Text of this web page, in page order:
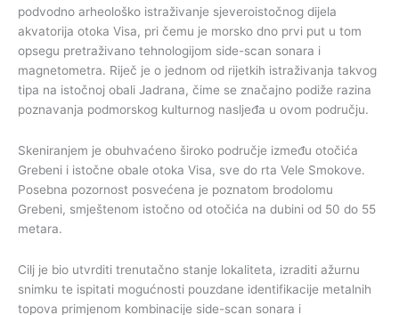
podvodno arheološko istraživanje sjeveroistočnog dijela
akvatorija otoka Visa, pri čemu je morsko dno prvi put u tom
opsegu pretraživano tehnologijom side-scan sonara i
magnetometra. Riječ je o jednom od rijetkih istraživanja takvog
tipa na istočnoj obali Jadrana, čime se značajno podiže razina
poznavanja podmorskog kulturnog nasljeđa u ovom području.
Skeniranjem je obuhvaćeno široko područje između otočića
Grebeni i istočne obale otoka Visa, sve do rta Vele Smokove.
Posebna pozornost posvećena je poznatom brodolomu
Grebeni, smještenom istočno od otočića na dubini od 50 do 55
metara.
Cilj je bio utvrditi trenutačno stanje lokaliteta, izraditi ažurnu
snimku te ispitati mogućnosti pouzdane identifikacije metalnih
topova primjenom kombinacije side-scan sonara i